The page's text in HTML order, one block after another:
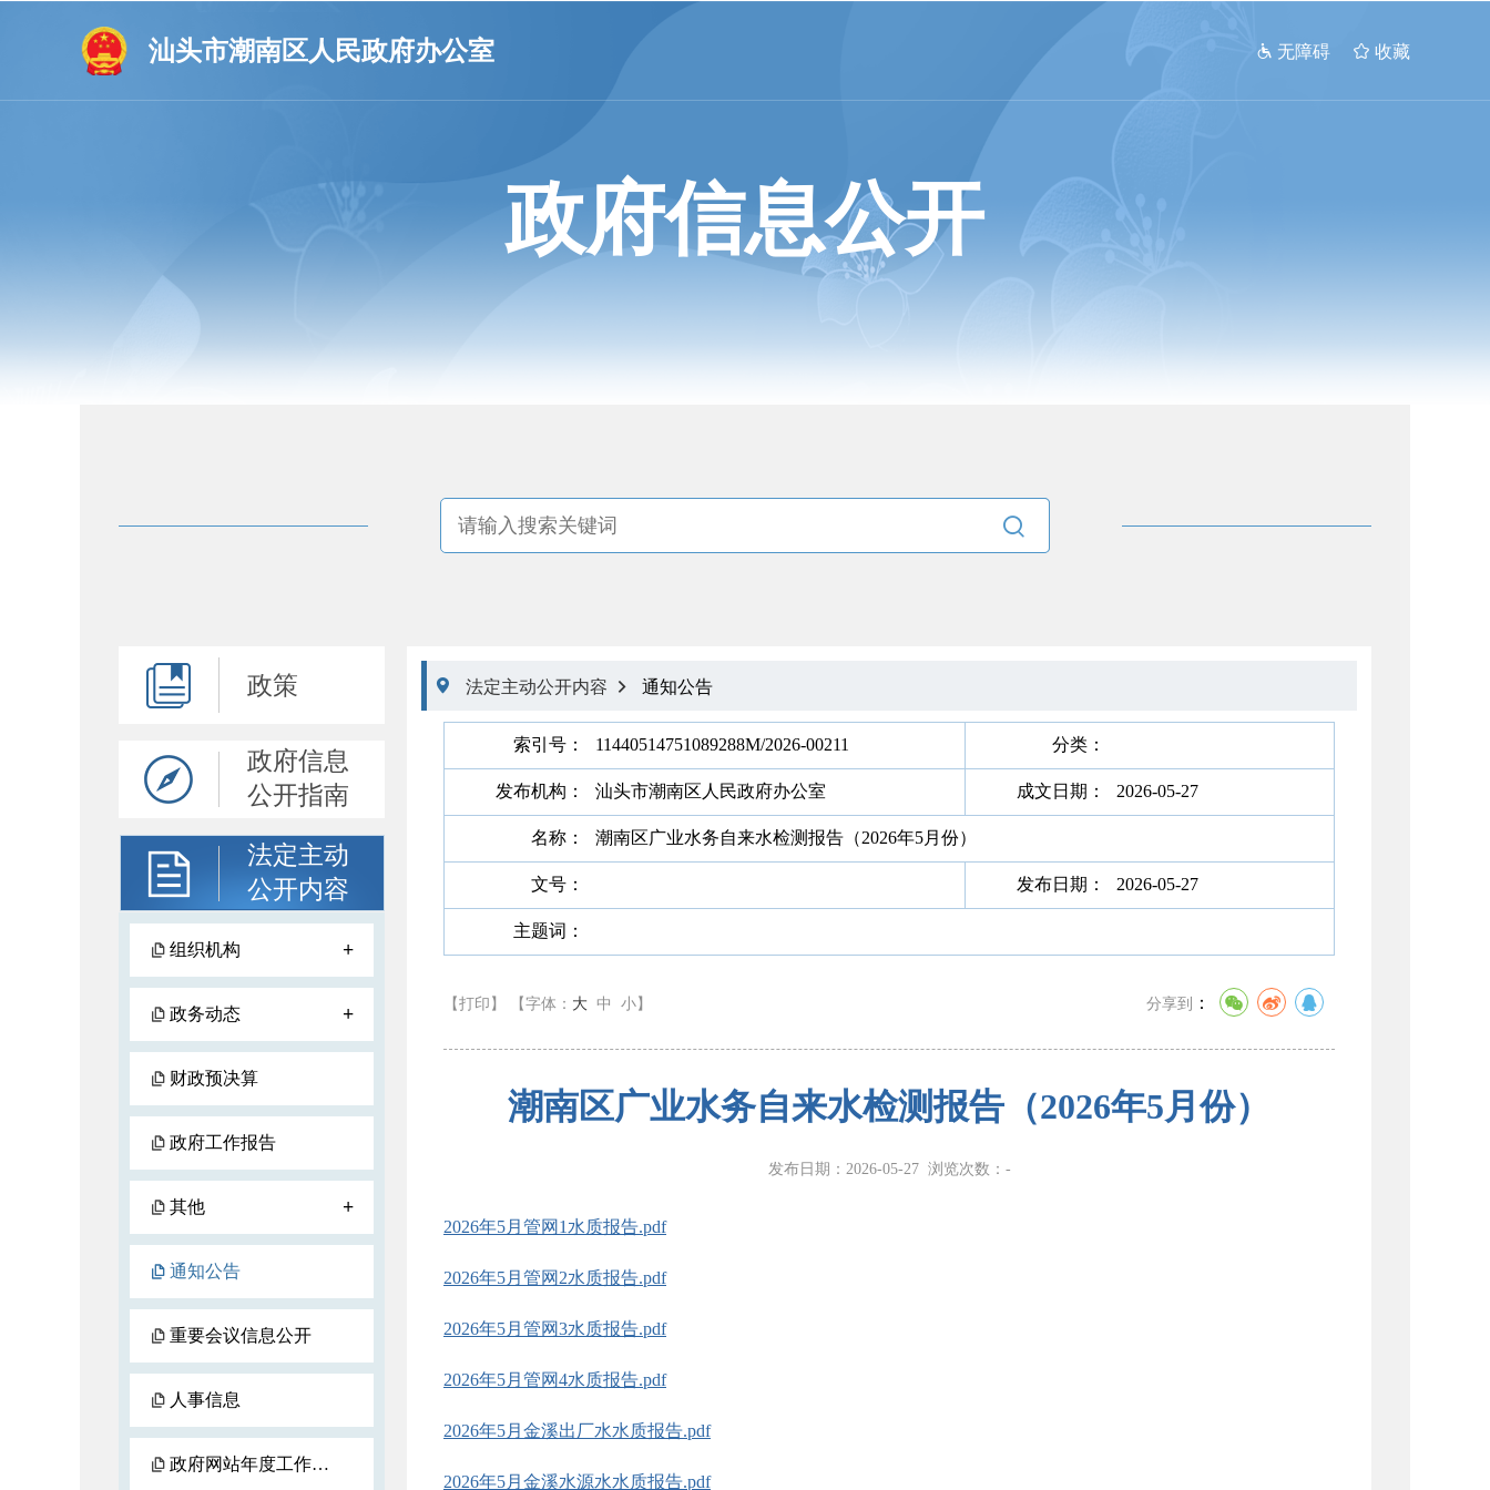
汕头市潮南区人民政府办公室  无障碍  收藏
政府信息公开

政策
政府信息
公开指南
法定主动
公开内容
组织机构 +
政务动态 +
财政预决算
政府工作报告
其他 +
通知公告
重要会议信息公开
人事信息
政府网站年度工作报表
 法定主动公开内容  通知公告
索引号： 11440514751089288M/2026-00211 分类：
发布机构： 汕头市潮南区人民政府办公室 成文日期： 2026-05-27
名称： 潮南区广业水务自来水检测报告（2026年5月份）
文号： 发布日期： 2026-05-27
主题词：
【打印】 【字体： 大 中 小 】 分享到 ：
潮南区广业水务自来水检测报告（2026年5月份）
发布日期：2026-05-27 浏览次数： -
2026年5月管网1水质报告.pdf
2026年5月管网2水质报告.pdf
2026年5月管网3水质报告.pdf
2026年5月管网4水质报告.pdf
2026年5月金溪出厂水水质报告.pdf
2026年5月金溪水源水水质报告.pdf